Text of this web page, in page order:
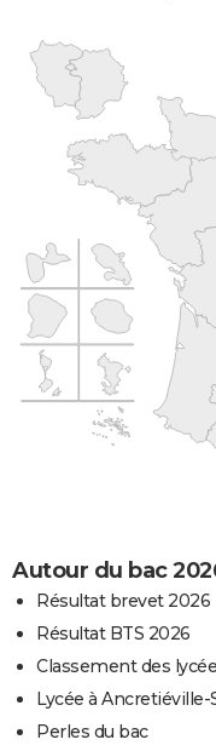
Autour du bac
Résultat brevet 2026
Résultat BTS 2026
Classement des
Lycée à
Perles du bac